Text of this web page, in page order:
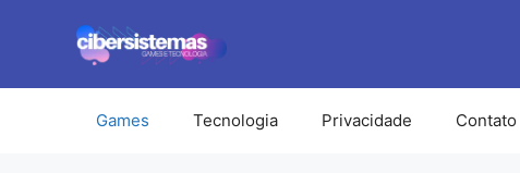
Games Tecnologia Privacidade Contato